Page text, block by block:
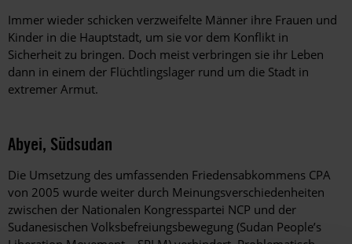
Immer wieder schicken verzweifelte Männer ihre Frauen und
Kinder in die Hauptstadt, um sie vor dem Konflikt in
Sicherheit zu bringen. Doch meist verbringen sie ihr Leben
dann in einem der Flüchtlingslager rund um die Stadt in
extremer Armut.
Abyei, Südsudan
Die Umsetzung des umfassenden Friedensabkommens CPA
von 2005 wurde weiter durch Meinungsverschiedenheiten
zwischen der Nationalen Kongresspartei NCP und der
Sudanesischen Volksbefreiungsbewegung (Sudan People’s